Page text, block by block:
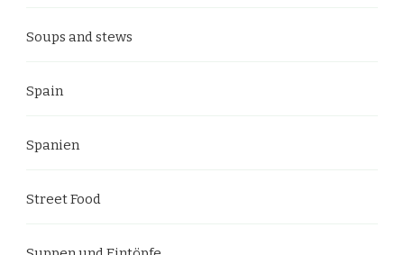
Soups and stews
Spain
Spanien
Street Food